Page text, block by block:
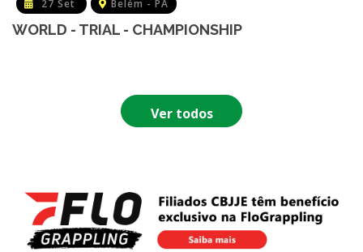
27 Set Belém - PA
WORLD - TRIAL - CHAMPIONSHIP
Ver todos